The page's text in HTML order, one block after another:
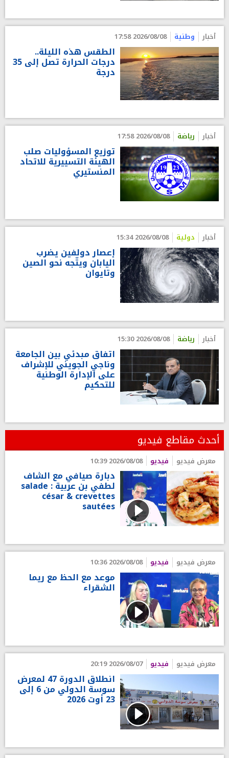
أخبار وطنية 2026/08/08 17:58
الطقس هذه الليلة..
درجات الحرارة تصل إلى 35
درجة
أخبار رياضة 2026/08/08 17:58
توزيع المسؤوليات صلب
الهيئة التسييرية للاتحاد
المنستيري
أخبار دولية 2026/08/08 15:34
إعصار دولفين يضرب
اليابان ويتّجه نحو الصين
وتايوان
أخبار رياضة 2026/08/08 15:30
اتفاق مبدئي بين الجامعة
وناجي الجويني للإشراف
على الإدارة الوطنية
للتحكيم
أحدث مقاطع فيديو
معرض فيديو فيديو 2026/08/08 10:39
دبارة صيافي مع الشاف
لطفي بن عربية : salade
césar & crevettes
sautées
معرض فيديو فيديو 2026/08/08 10:36
موعد مع الحظ مع ريما
الشقراء
معرض فيديو فيديو 2026/08/07 20:19
انطلاق الدورة 47 لمعرض
سوسة الدولي من 6 إلى
23 أوت 2026